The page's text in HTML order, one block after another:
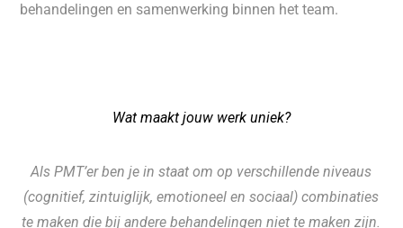
behandelingen en samenwerking binnen het team.
Wat maakt jouw werk uniek?
Als PMT’er ben je in staat om op verschillende niveaus
(cognitief, zintuiglijk, emotioneel en sociaal) combinaties
te maken die bij andere behandelingen niet te maken zijn.